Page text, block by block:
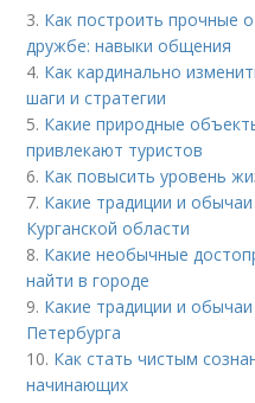
3. Как построить прочные
дружбе: навыки общения
4. Как кардинально
шаги и стратегии
5. Какие природные
привлекают туристов
6. Как повысить уровень
7. Какие традиции и
Курганской области
8. Какие необычные
найти в городе
9. Какие традиции и
Петербурга
10. Как стать чистым
начинающих